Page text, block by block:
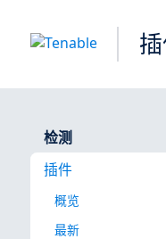
检测
插件
概览
最新